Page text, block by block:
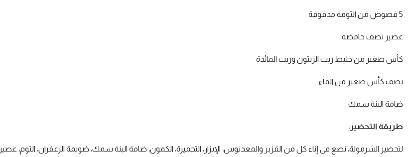
5 فصوص من الثومة مدقوقة
عصير نصف حامضة
كأس صغير من خليط زيت الزيتون وزيت المائدة
نصف كأس صغير من الماء
ضامة البنة سمك
طريقة التحضير :
لتحضير الشرمولة، نضع في إناء كل من القزبر والمعدنوس، الإبزار، التحميرة، الكمون، ضامة البنة سمك، ضويمة الزعفران، الثوم،